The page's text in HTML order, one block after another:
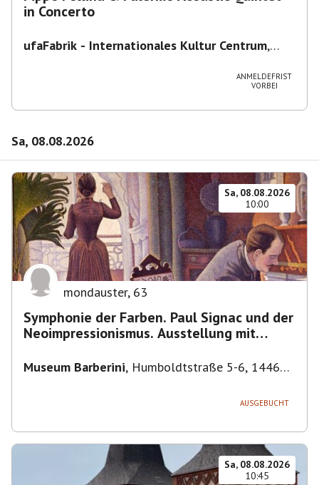
in Concerto
ufaFabrik - Internationales Kultur Centrum,
ANMELDEFRIST
VORBEI
Sa, 08.08.2026
Sa, 08.08.2026
10:00
mondauster, 63
Symphonie der Farben. Paul Signac und der
Neoimpressionismus. Ausstellung mit
Museum Barberini, Humboldtstraße 5-6, 14467
AUSGEBUCHT
Sa, 08.08.2026
10:45